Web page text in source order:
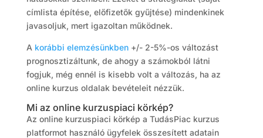
címlista építése, előfizetők gyűjtése) mindenkinek
javasoljuk, mert igazoltan működnek.
A korábbi elemzésünkben+/- 2-5%-os változást
prognosztizáltunk, de ahogy a számokból látni
fogjuk, még ennél is kisebb volt a változás, ha az
online kurzus oldalak bevételeit nézzük.
Mi az online kurzuspiaci körkép?
Az online kurzuspiaci körkép a TudásPiac kurzus
platformot használó ügyfelek összesített adatain